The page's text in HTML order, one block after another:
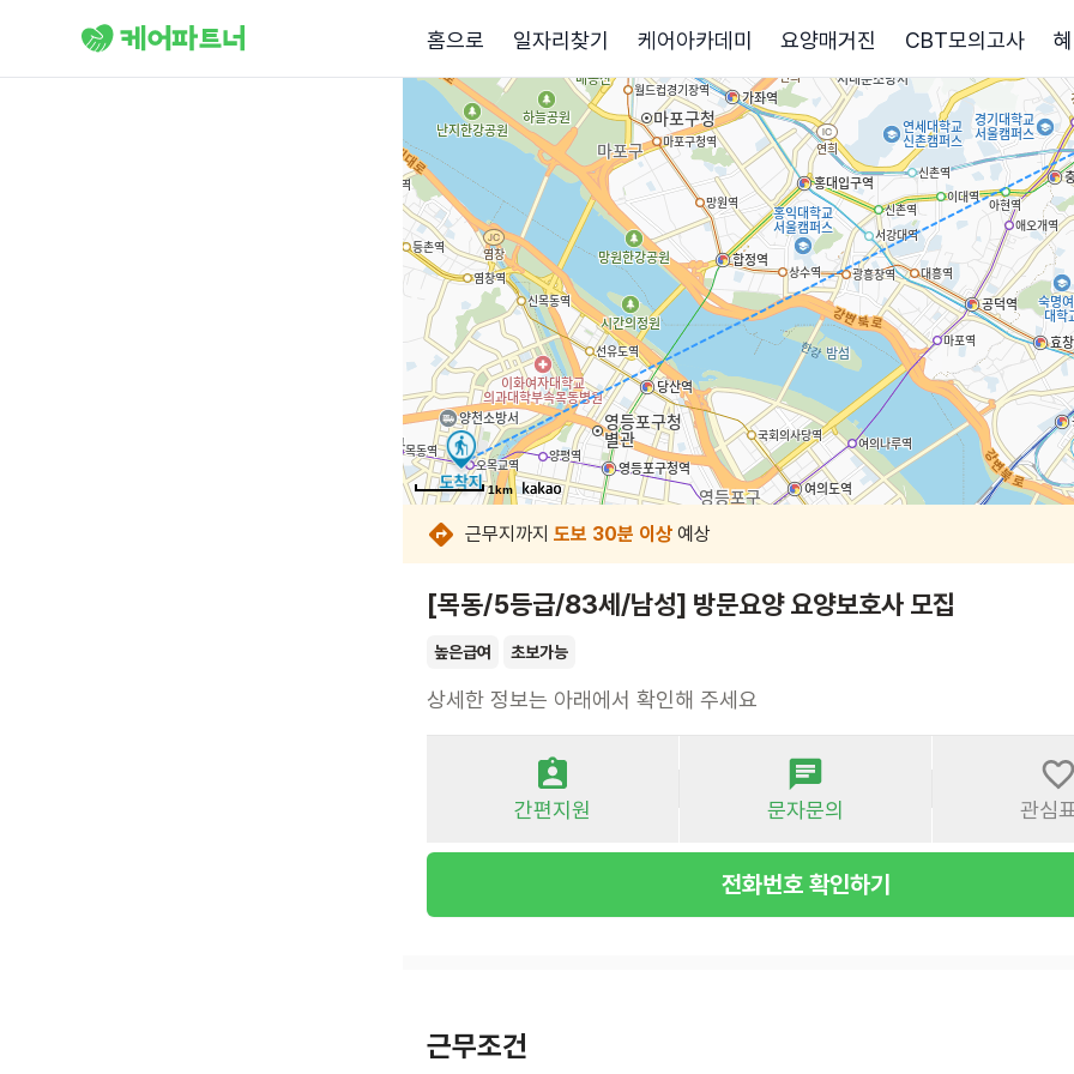
홈으로 일자리찾기 케어아카데미 요양매거진 CBT모의고사
1km
1km
1km
1km
1km
1km
1km
근무지까지 도보 30분 이상 예상
[목동/5등급/83세/남성] 방문요양 요양보호사 모집
높은급여 초보가능
상세한 정보는 아래에서 확인해 주세요
간편지원 문자문의 관심
전화번호 확인하기
근무조건